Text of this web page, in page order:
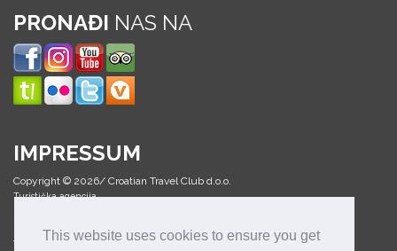
This website uses cookies to ensure you get
PRONAĐI NAS NA
IMPRESSUM
Copyright © 2026/ Croatian Travel Club d.o.o.
Turistička agencija
Web design & development: